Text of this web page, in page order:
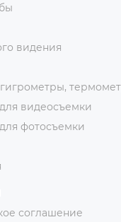
видения
видеосъемки
фотосъемки
соглашение